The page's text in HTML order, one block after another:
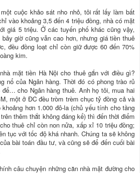
cuộc khảo sát nho nhỏ, tôi rất lấy làm bất
vào khoảng 3,5 đến 4 triệu đồng, nhà có mặt
giá 5 triệu. Ở các tuyến phố khác cũng vậy,
giờ cũng vẫn cao hơn, nhưng giá tiền thuê
đều đồng loạt chỉ còn giữ được 60 đến 70%
kim.
mặt tiền Hà Nội cho thuê gắn với điều gì?
nổ của Ngân hàng. Thời đó có phong trào rủ
để… cho Ngân hàng thuê. Anh họ tôi, mua hai
một ở ĐC đều tròm trèm chục tỷ đồng cả và
hơn 1.000 đô-la (chủ yếu tính cho tầng
thêm thắt không đáng kể) thì đến thời điểm
thuê chỉ còn non nửa, xấp xỉ 10 triệu đồng;
tục với tốc độ khá nhanh. Chúng ta sẽ không
bài toán đầu tư, và cũng sẽ để đến cuối bài
câu chuyện những căn nhà mặt đường cho